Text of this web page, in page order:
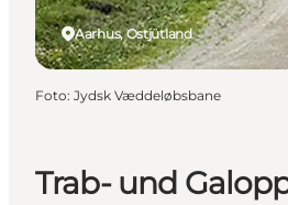
Trab- und
Aarhus, Ostjütland
Foto: Jydsk Væddeløbsbane